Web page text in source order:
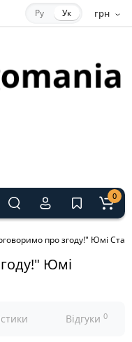
грн
Ру Ук
0
про згоду!" Юмі
Юмі
Відгуки 0